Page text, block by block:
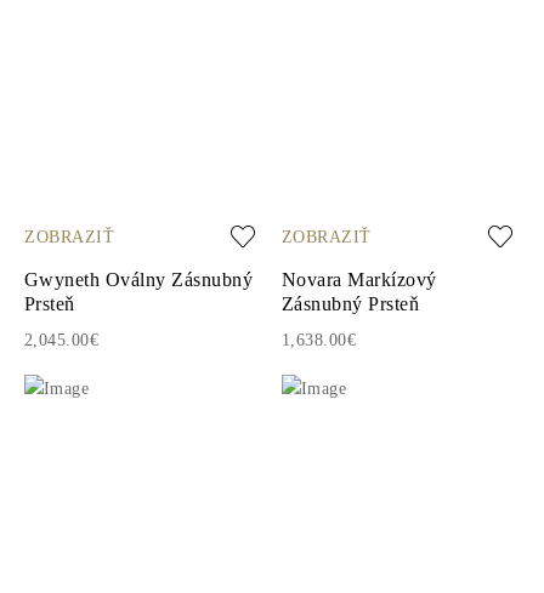
ZOBRAZIŤ
Gwyneth Oválny Zásnubný
Prsteň
2,045.00€
ZOBRAZIŤ
Novara Markízový
Zásnubný Prsteň
1,638.00€